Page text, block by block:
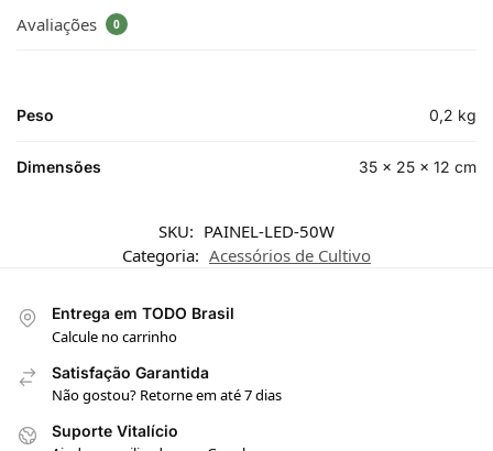
Avaliações 0
Peso 0,2 kg
Dimensões 35 × 25 × 12 cm
SKU: PAINEL-LED-50W
Categoria: Acessórios de Cultivo
Entrega em TODO Brasil
Calcule no carrinho
Satisfação Garantida
Não gostou? Retorne em até 7 dias
Suporte Vitalício